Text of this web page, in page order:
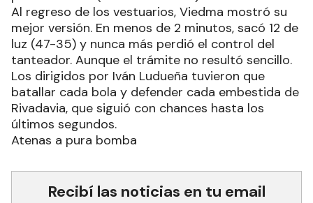
Al regreso de los vestuarios, Viedma mostró su
mejor versión. En menos de 2 minutos, sacó 12 de
luz (47-35) y nunca más perdió el control del
tanteador. Aunque el trámite no resultó sencillo.
Los dirigidos por Iván Ludueña tuvieron que
batallar cada bola y defender cada embestida de
Rivadavia, que siguió con chances hasta los
últimos segundos.
Atenas a pura bomba
Recibí las noticias en tu email